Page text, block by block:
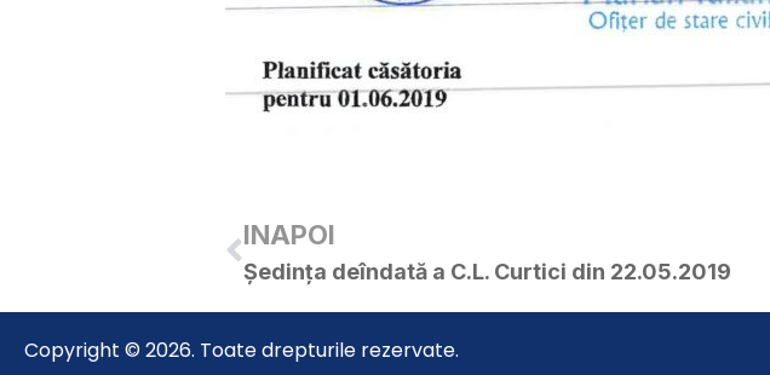
INAPOI
Ședința deîndată a C.L. Curtici din 22.05.2019
Copyright © 2026. Toate drepturile rezervate.